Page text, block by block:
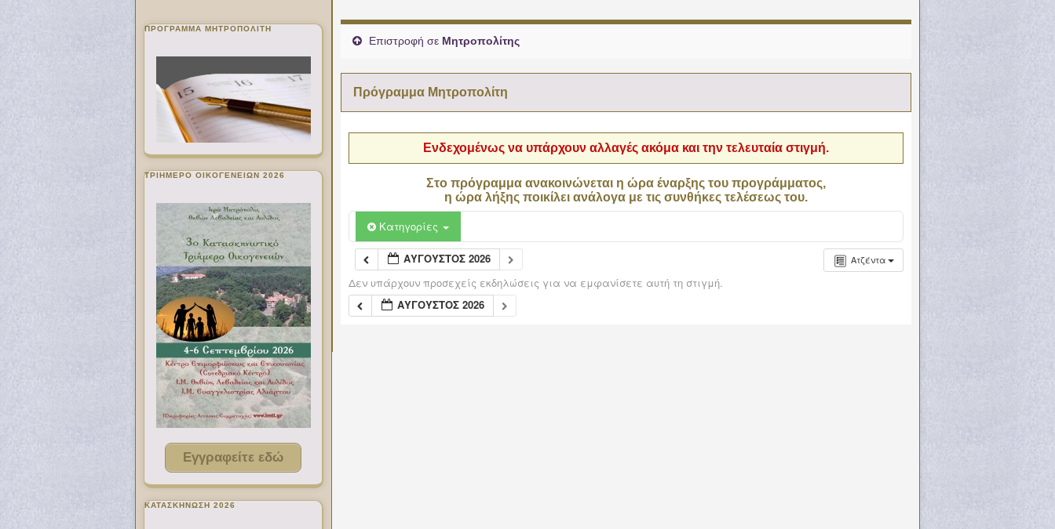
Επιστροφή σε Μητροπολίτης
Πρόγραμμα Μητροπολίτη
Ενδεχομένως να υπάρχουν αλλαγές ακόμα και την τελευταία στιγμή.
Στο πρόγραμμα ανακοινώνεται η ώρα έναρξης του προγράμματος,
η ώρα λήξης ποικίλει ανάλογα με τις συνθήκες τελέσεως του.
Κατηγορίες
Ατζέντα
ΑΎΓΟΥΣΤΟΣ 2026
Δεν υπάρχουν προσεχείς εκδηλώσεις για να εμφανίσετε αυτή τη στιγμή.
ΑΎΓΟΥΣΤΟΣ 2026
ΠΡΌΓΡΑΜΜΑ ΜΗΤΡΟΠΟΛΊΤΗ
ΤΡΙΗΜΕΡΟ ΟΙΚΟΓΕΝΕΙΩΝ 2026
Εγγραφείτε εδώ
ΚΑΤΑΣΚΗΝΩΣΗ 2026